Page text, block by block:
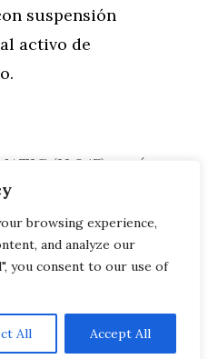
browsing experience,
and analyze our
you consent to our use of
All Accept All
suspensión
activo de
(H 247) – más
2.0 TDI DSG:
PRIVACIDAD, COOKIES